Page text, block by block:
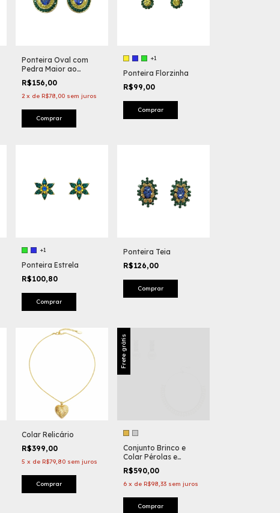
Ponteira Oval com
Pedra Maior ao
Centro
R$156,00
2 x de R$78,00 sem juros
+1
Ponteira Florzinha
R$99,00
Comprar
+1
Ponteira Estrela
R$100,80
Comprar
Ponteira Teia
R$126,00
Colar Relicário
R$399,00
5 x de R$79,80 sem juros
Frete grátis
Conjunto Brinco e
Colar Pérolas e
Cristais
R$590,00
6 x de R$98,33 sem juros
Comprar